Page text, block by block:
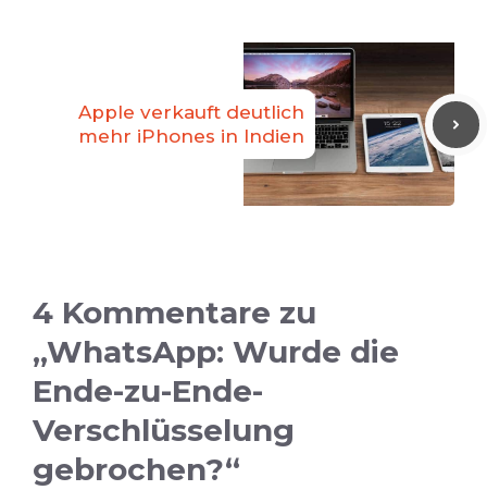
Apple verkauft deutlich
mehr iPhones in Indien
4 Kommentare zu
„WhatsApp: Wurde die
Ende-zu-Ende-
Verschlüsselung
gebrochen?“